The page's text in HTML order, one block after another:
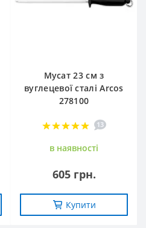
Мусат 23 см з
вуглецевої сталі Arcos
278100
13
в наявностi
605 грн.
Купити